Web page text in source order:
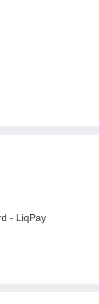
- LiqPay